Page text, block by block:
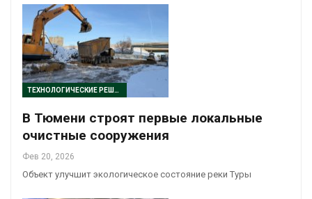
ТЕХНОЛОГИЧЕСКИЕ РЕШЕНИЯ
В Тюмени строят первые локальные
очистные сооружения
Фев 20, 2026
Объект улучшит экологическое состояние реки Туры